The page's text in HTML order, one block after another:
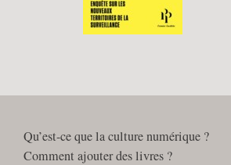
Qu’est-ce que la culture numérique ?
Comment ajouter des livres ?